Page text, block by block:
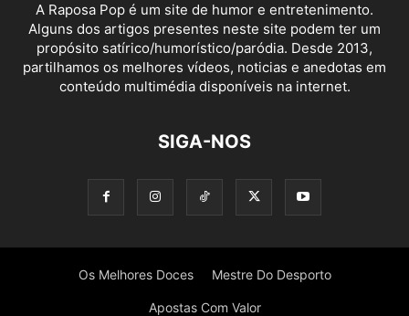
A Raposa Pop é um site de humor e entretenimento.
Alguns dos artigos presentes neste site podem ter um
propósito satírico/humorístico/paródia. Desde 2013,
partilhamos os melhores vídeos, noticias e anedotas em
conteúdo multimédia disponíveis na internet.
SIGA-NOS
Os Melhores Doces Mestre Do Desporto
Apostas Com Valor